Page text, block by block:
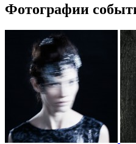
Фотографии